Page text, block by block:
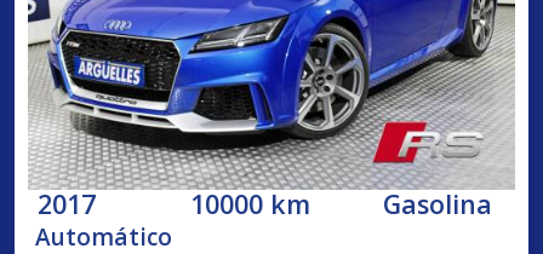
2017 10000 km Gasolina
Automático